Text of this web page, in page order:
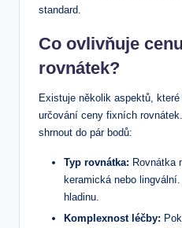
standard.
Co ovlivňuje
rovnátek?
Existuje několik aspektů,
určování ceny fixních
shrnout do pár bodů:
Typ rovnátka: Rovnátka
keramická nebo
hladinu.
Komplexnost léčby: